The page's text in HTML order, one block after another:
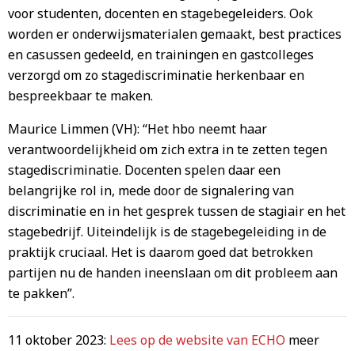
voor studenten, docenten en stagebegeleiders. Ook
worden er onderwijsmaterialen gemaakt, best practices
en casussen gedeeld, en trainingen en gastcolleges
verzorgd om zo stagediscriminatie herkenbaar en
bespreekbaar te maken.
Maurice Limmen (VH): “Het hbo neemt haar
verantwoordelijkheid om zich extra in te zetten tegen
stagediscriminatie. Docenten spelen daar een
belangrijke rol in, mede door de signalering van
discriminatie en in het gesprek tussen de stagiair en het
stagebedrijf. Uiteindelijk is de stagebegeleiding in de
praktijk cruciaal. Het is daarom goed dat betrokken
partijen nu de handen ineenslaan om dit probleem aan
te pakken”.
11 oktober 2023: Lees op de website van ECHO meer